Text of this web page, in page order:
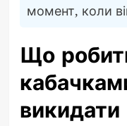
момент, коли
Що